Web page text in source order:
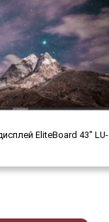
EliteBoard 43" LU-